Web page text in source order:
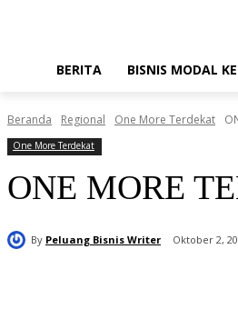
BERITA BISNIS MODAL
Beranda Regional One More Terdekat
One More Terdekat
ONE MORE
By Peluang Bisnis Writer Oktober 2,